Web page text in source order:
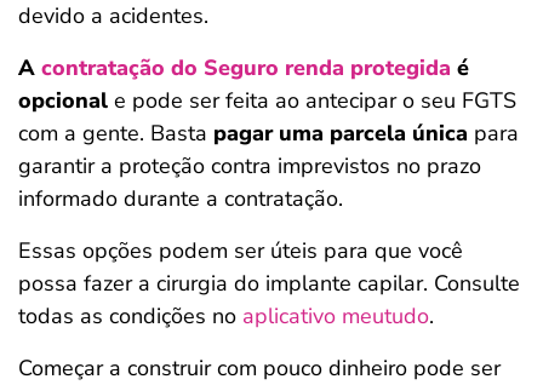
devido a acidentes.
A contratação do Seguro renda protegida é
opcional e pode ser feita ao antecipar o seu FGTS
com a gente. Basta pagar uma parcela única para
garantir a proteção contra imprevistos no prazo
informado durante a contratação.
Essas opções podem ser úteis para que você
possa fazer a cirurgia do implante capilar. Consulte
todas as condições no aplicativo meutudo.
Começar a construir com pouco dinheiro pode ser